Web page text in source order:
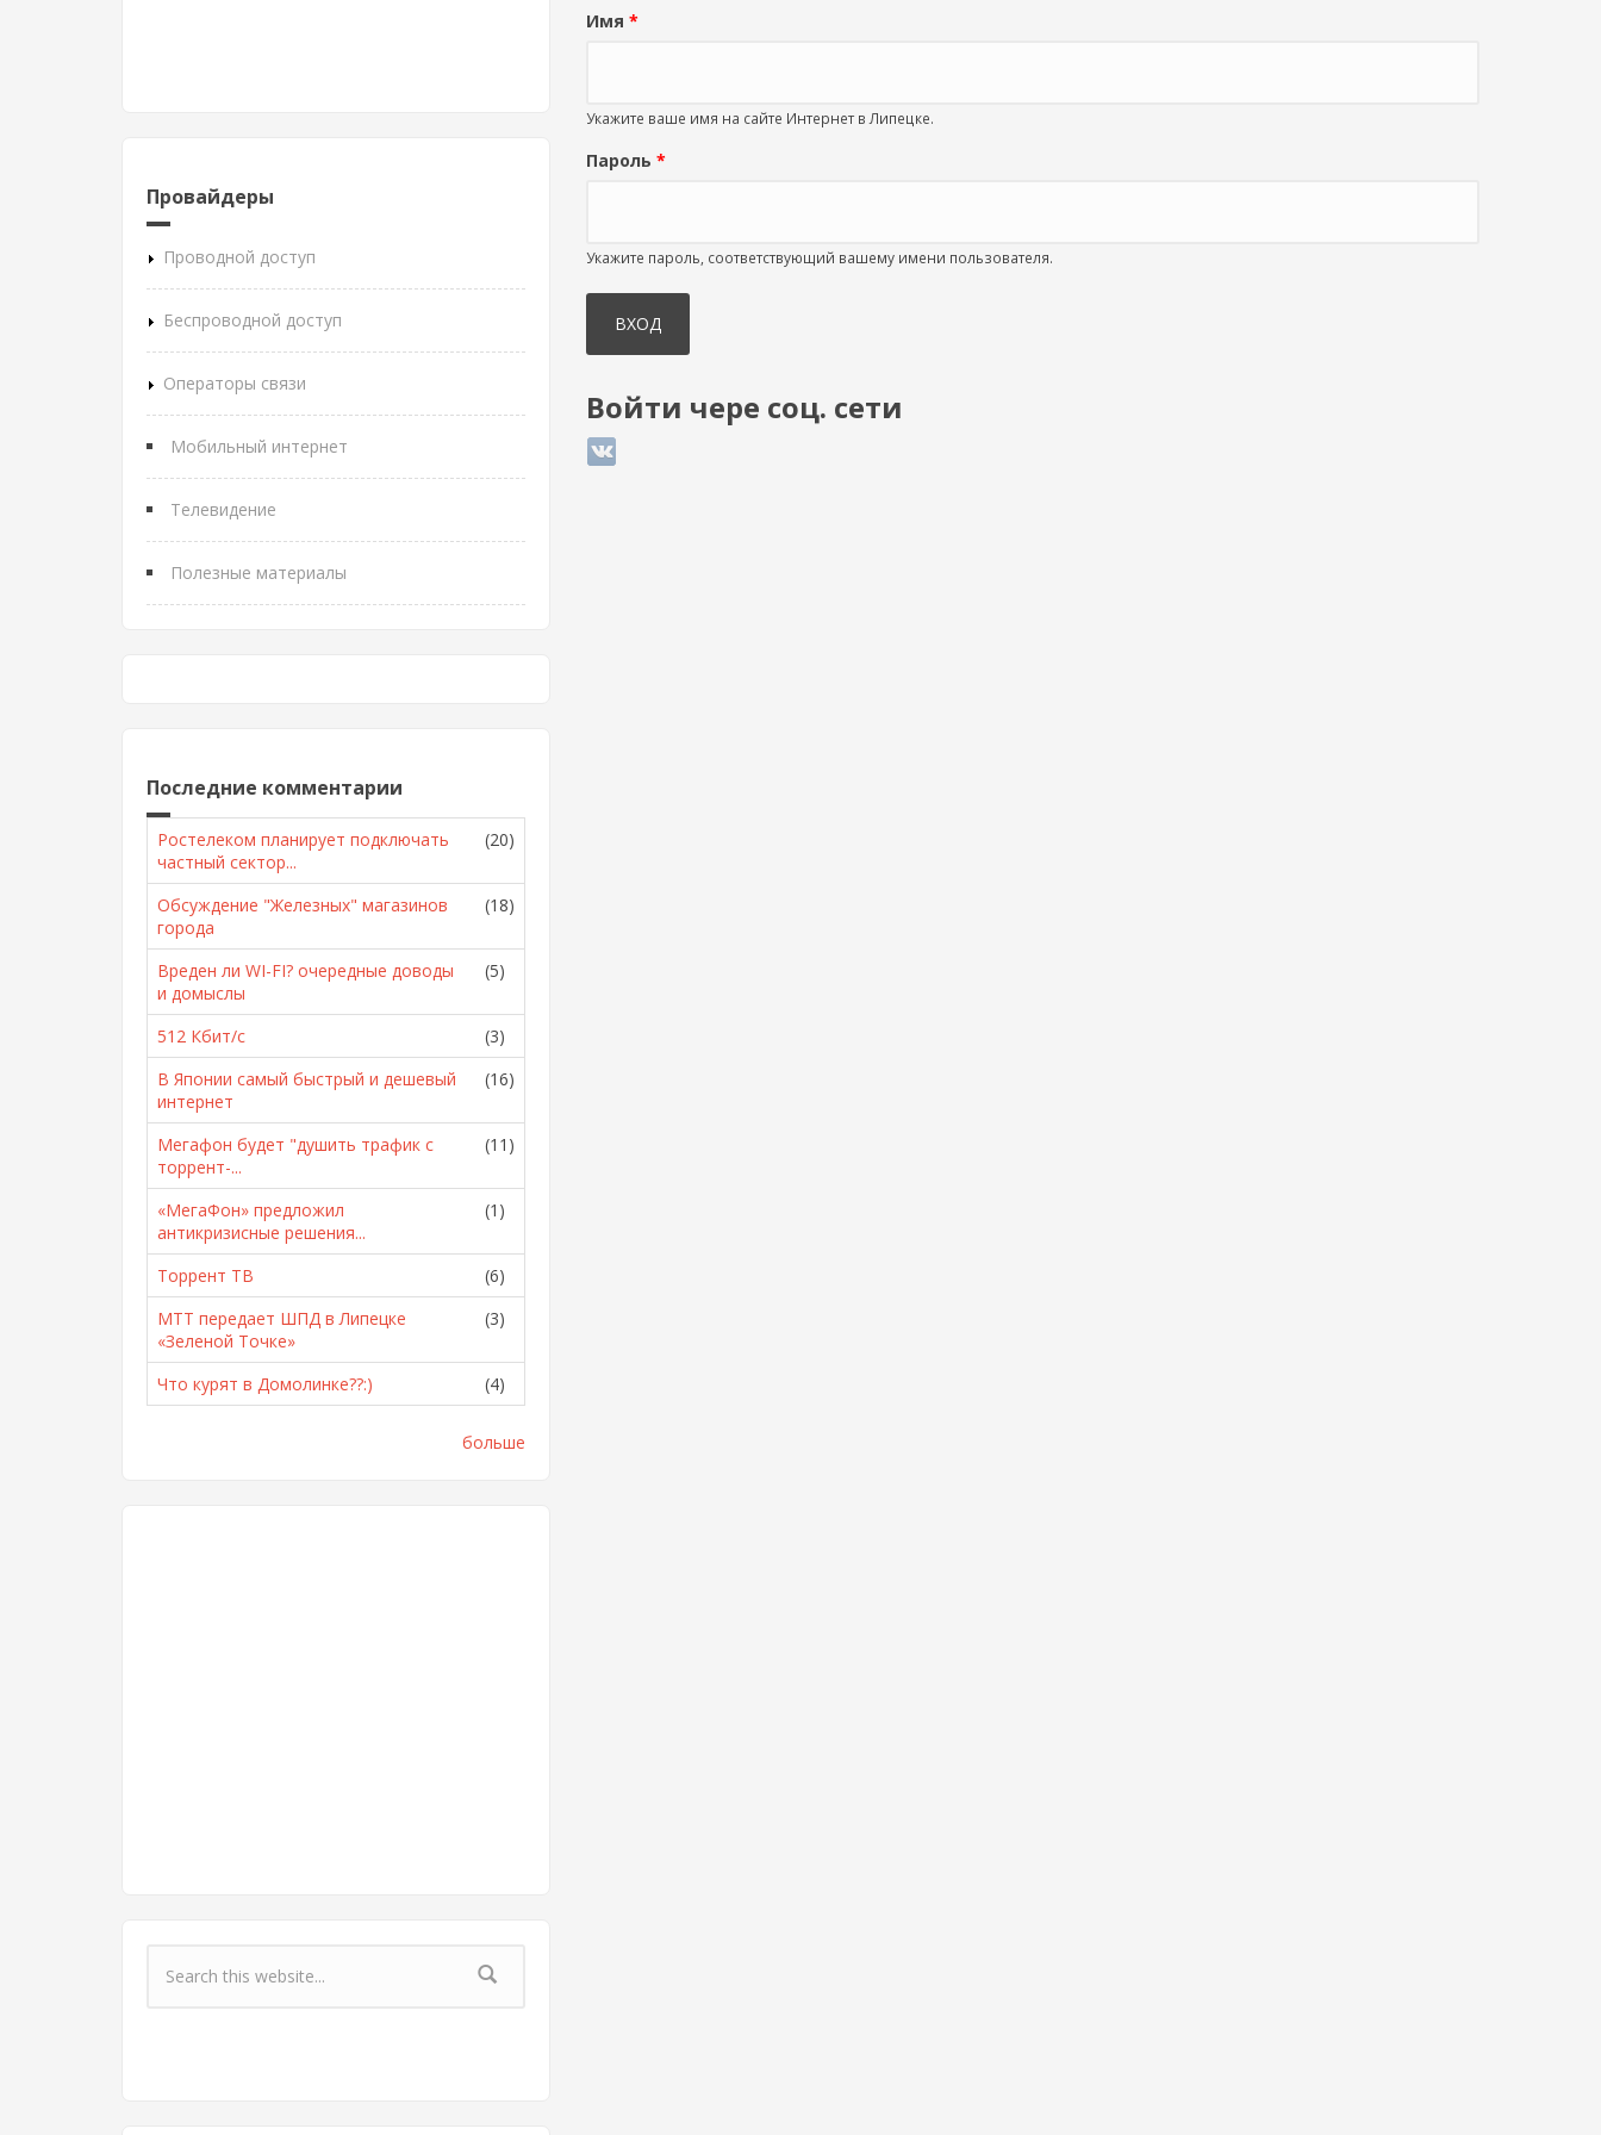
Провайдеры
Проводной доступ
Беспроводной доступ
Операторы связи
Мобильный интернет
Телевидение
Полезные материалы
Последние комментарии
Ростелеком планирует подключать
частный сектор...
(20)
Обсуждение "Железных" магазинов
города
(18)
Вреден ли WI-FI? очередные доводы
и домыслы
(5)
512 Кбит/с
(3)
В Японии самый быстрый и дешевый
интернет
(16)
Мегафон будет "душить трафик с
торрент-...
(11)
«МегаФон» предложил
антикризисные решения...
(1)
Торрент ТВ
(6)
МТТ передает ШПД в Липецке
«Зеленой Точке»
(3)
Что курят в Домолинке??:) (4)
больше
Форма поиска
Имя *
Укажите ваше имя на сайте Интернет в Липецке.
Пароль *
Укажите пароль, соответствующий вашему имени пользователя.
Войти чере соц. сети
Login with ВКонтакте